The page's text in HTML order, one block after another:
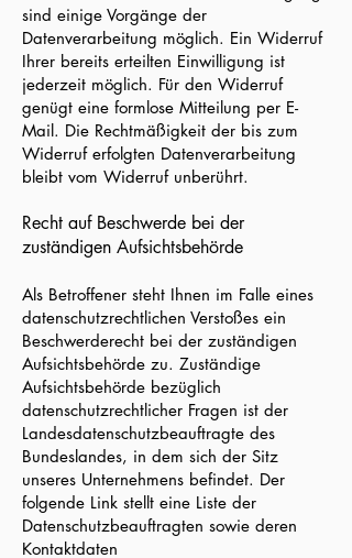
sind einige Vorgänge der
Datenverarbeitung möglich. Ein Widerruf
Ihrer bereits erteilten Einwilligung ist
jederzeit möglich. Für den Widerruf
genügt eine formlose Mitteilung per E-
Mail. Die Rechtmäßigkeit der bis zum
Widerruf erfolgten Datenverarbeitung
bleibt vom Widerruf unberührt.
Recht auf Beschwerde bei der
zuständigen Aufsichtsbehörde
Als Betroffener steht Ihnen im Falle eines
datenschutzrechtlichen Verstoßes ein
Beschwerderecht bei der zuständigen
Aufsichtsbehörde zu. Zuständige
Aufsichtsbehörde bezüglich
datenschutzrechtlicher Fragen ist der
Landesdatenschutzbeauftragte des
Bundeslandes, in dem sich der Sitz
unseres Unternehmens befindet. Der
folgende Link stellt eine Liste der
Datenschutzbeauftragten sowie deren
Kontaktdaten